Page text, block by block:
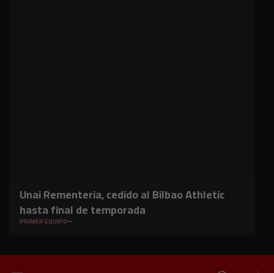
Unai Rementeria, cedido al Bilbao Athletic
hasta final de temporada
PRIMER EQUIPO